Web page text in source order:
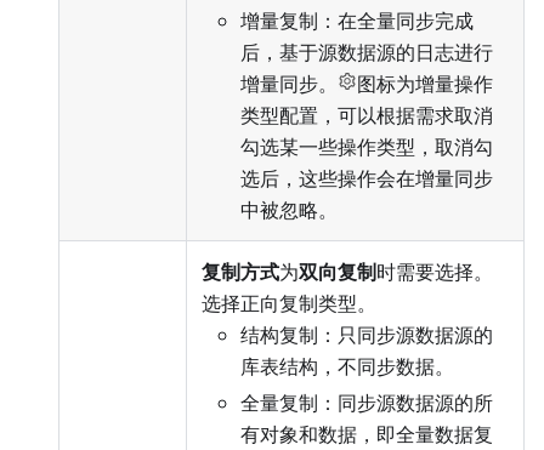
增量复制：在全量同步完成
后，基于源数据源的日志进行
增量同步。
图标为增量操作
类型配置，可以根据需求取消
勾选某一些操作类型，取消勾
选后，这些操作会在增量同步
中被忽略。
复制方式为双向复制时需要选择。
选择正向复制类型。
结构复制：只同步源数据源的
库表结构，不同步数据。
全量复制：同步源数据源的所
有对象和数据，即全量数据复